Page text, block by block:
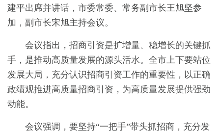
建平出席并讲话，市委常委、常务副市长王旭坚参
加，副市长宋旭主持会议。
会议指出，招商引资是扩增量、稳增长的关键抓
手，是推动高质量发展的源头活水。全市上下要站位
发展大局，充分认识招商引资工作的重要性，以正确
政绩观推进高质量招商引资，为高质量发展提供强劲
动能。
会议强调，要坚持“一把手”带头抓招商，充分发